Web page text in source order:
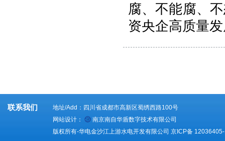
腐、不能腐、
资央企高质量
联系我们
地址/Add：四川省成都市高新区蜀绣西路100号
网站设计：
南京南自华盾数字技术有限公司
版权所有-华电金沙江上游水电开发有限公司 京ICP备